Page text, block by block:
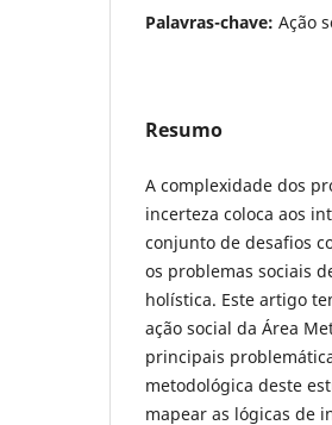
Palavras-chave: Ação
Resumo
A complexidade dos
incerteza coloca aos
conjunto de desafios
os problemas sociais
holística. Este artigo
ação social da Área
principais
metodológica deste
mapear as lógicas de